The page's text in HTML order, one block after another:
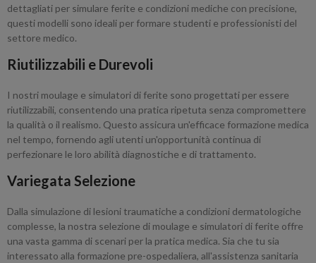
dettagliati per simulare ferite e condizioni mediche con precisione,
questi modelli sono ideali per formare studenti e professionisti del
settore medico.
Riutilizzabili e Durevoli
I nostri moulage e simulatori di ferite sono progettati per essere
riutilizzabili, consentendo una pratica ripetuta senza compromettere
la qualità o il realismo. Questo assicura un'efficace formazione medica
nel tempo, fornendo agli utenti un'opportunità continua di
perfezionare le loro abilità diagnostiche e di trattamento.
Variegata Selezione
Dalla simulazione di lesioni traumatiche a condizioni dermatologiche
complesse, la nostra selezione di moulage e simulatori di ferite offre
una vasta gamma di scenari per la pratica medica. Sia che tu sia
interessato alla formazione pre-ospedaliera, all'assistenza sanitaria